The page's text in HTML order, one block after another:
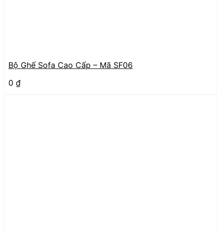
Bộ Ghế Sofa Cao Cấp – Mã SF06
0 ₫